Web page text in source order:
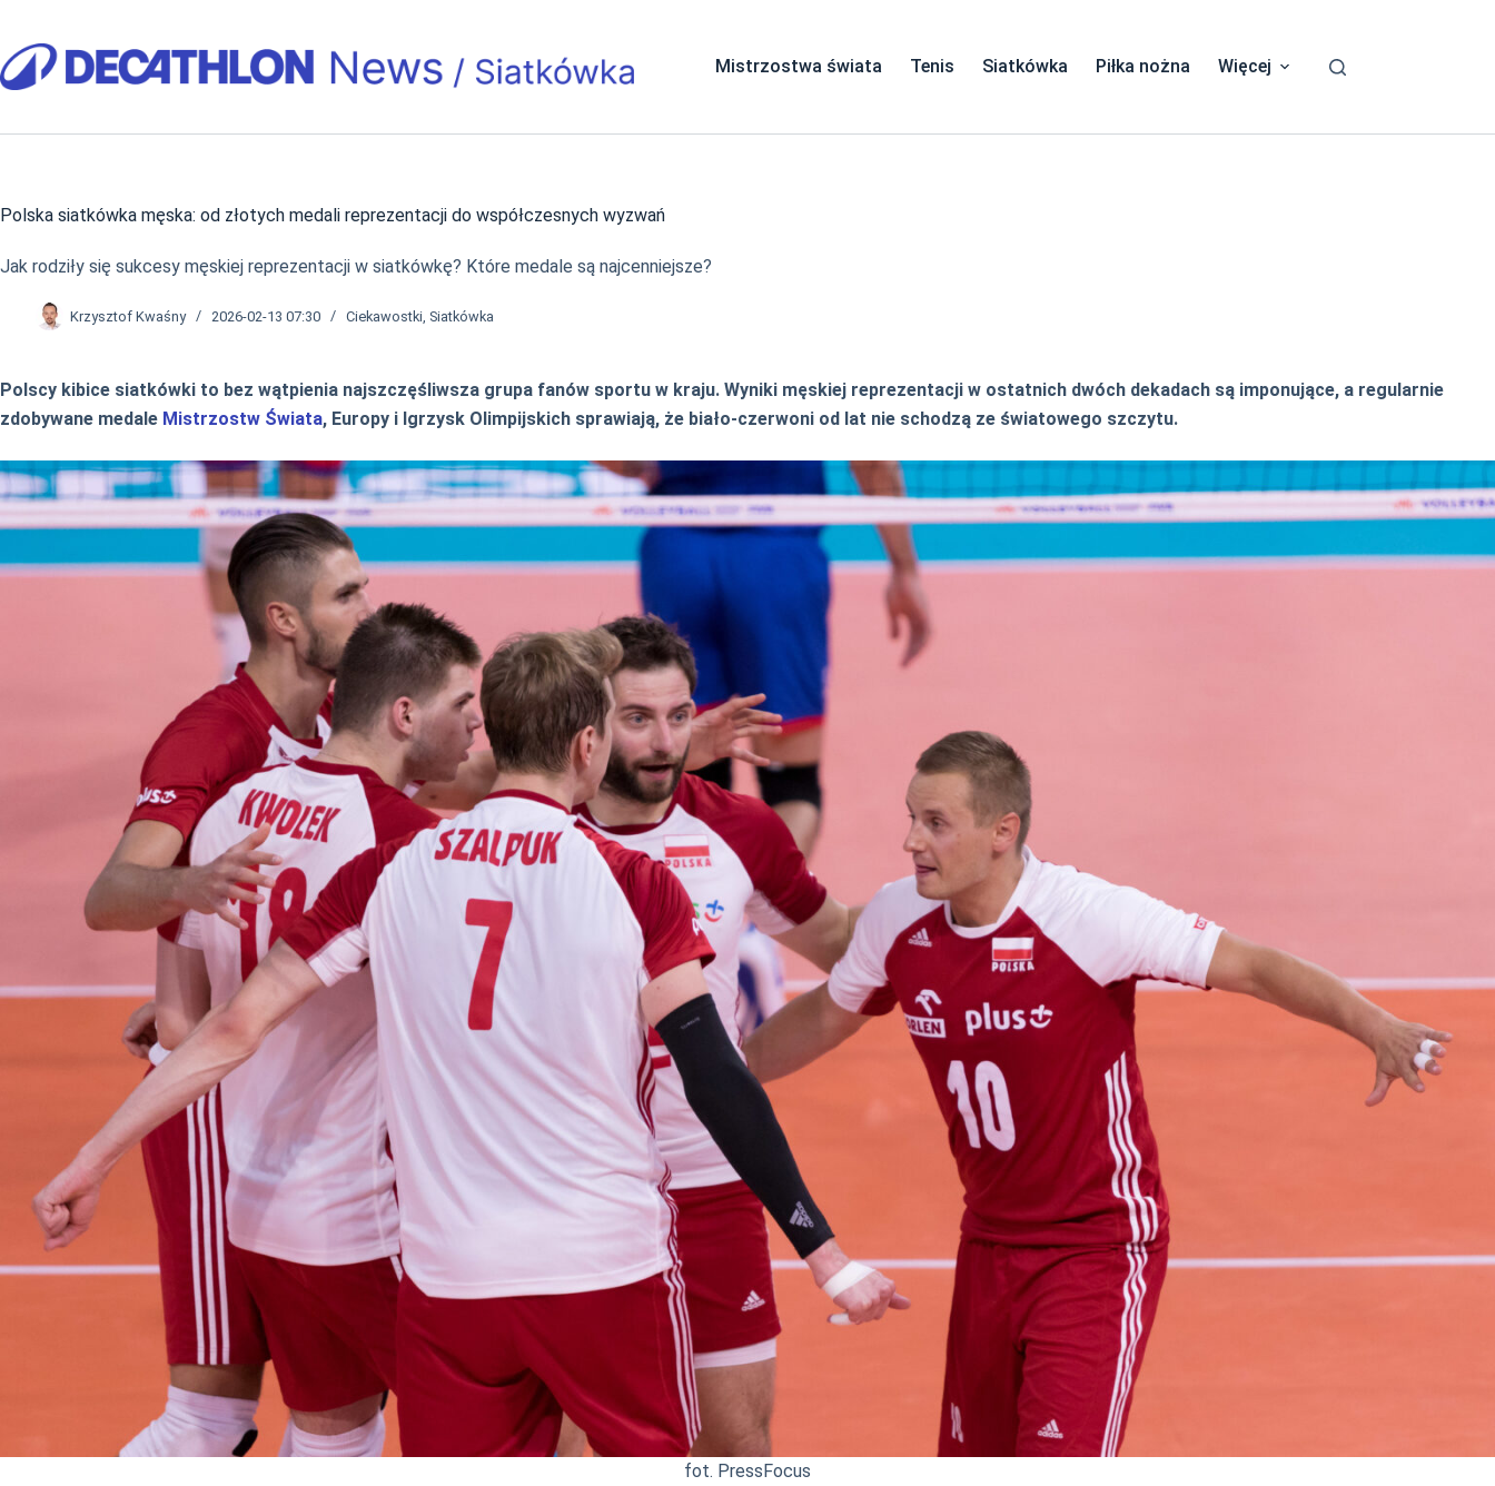
treści
Mistrzostwa świata Tenis Siatkówka Piłka nożna Więcej
Polska siatkówka męska: od złotych medali reprezentacji do współczesnych wyzwań
Jak rodziły się sukcesy męskiej reprezentacji w siatkówkę? Które medale są najcenniejsze?
Krzysztof Kwaśny 2026-02-13 07:30 Ciekawostki Siatkówka
Polscy kibice siatkówki to bez wątpienia najszczęśliwsza grupa fanów sportu w kraju. Wyniki męskiej reprezentacji w ostatnich dwóch dekadach są imponujące, a regularnie
zdobywane medale Mistrzostw Świata, Europy i Igrzysk Olimpijskich sprawiają, że biało-czerwoni od lat nie schodzą ze światowego szczytu.
fot. PressFocus